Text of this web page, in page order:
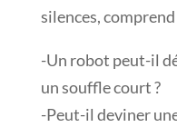
silences,
-Un robot peut-il
un souffle court ?
-Peut-il deviner